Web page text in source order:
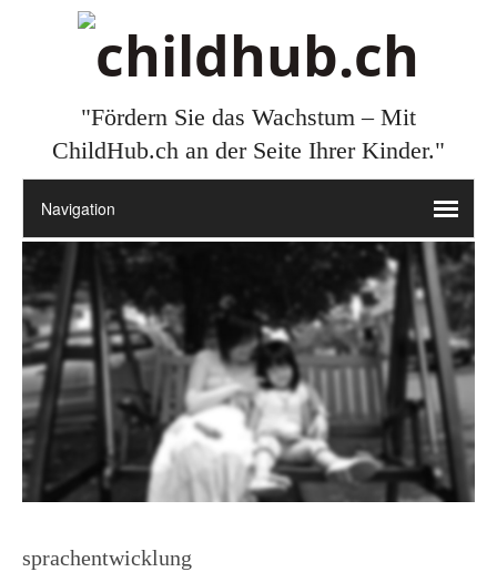
"Fördern Sie das Wachstum – Mit
ChildHub.ch an der Seite Ihrer Kinder."
sprachentwicklung